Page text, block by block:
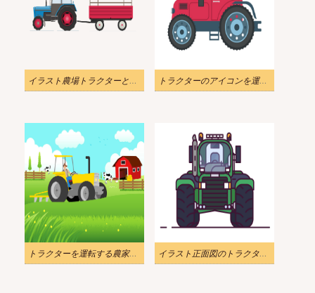
イラスト農場トラクターと赤いトレーラー PNG 透明 トラクターのアイコンを運転する農家のイラスト
トラクターを運転する農家のイラストpng イラスト正面図のトラクターのアイコン PNG